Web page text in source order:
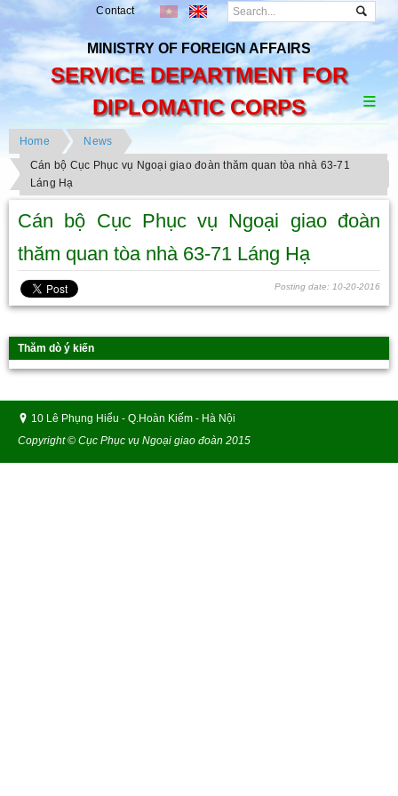
Contact
MINISTRY OF FOREIGN AFFAIRS
SERVICE DEPARTMENT FOR
DIPLOMATIC CORPS
Home
News
Cán bộ Cục Phục vụ Ngoại giao đoàn thăm quan tòa nhà 63-71
Láng Hạ
Cán bộ Cục Phục vụ Ngoại giao đoàn
thăm quan tòa nhà 63-71 Láng Hạ
Posting date: 10-20-2016
Thăm dò ý kiến
10 Lê Phụng Hiểu - Q.Hoàn Kiếm - Hà Nội
Copyright © Cục Phục vụ Ngoại giao đoàn 2015